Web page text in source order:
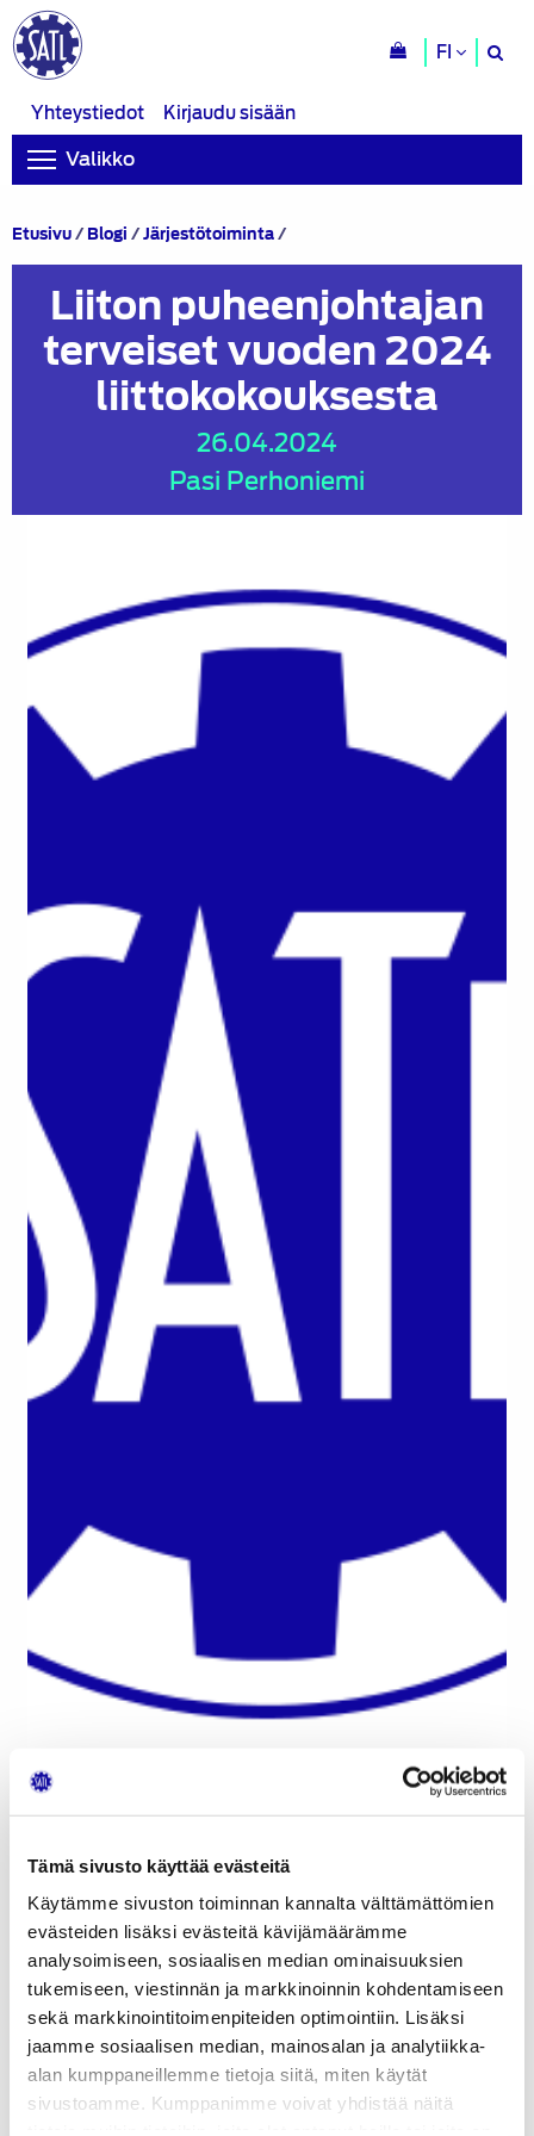
Tämä sivusto käyttää evästeitä
Käytämme sivuston toiminnan kannalta välttämättömien
evästeiden lisäksi evästeitä kävijämäärämme
analysoimiseen, sosiaalisen median ominaisuuksien
tukemiseen, viestinnän ja markkinoinnin kohdentamiseen
sekä markkinointitoimenpiteiden optimointiin. Lisäksi
jaamme sosiaalisen median, mainosalan ja analytiikka-
alan kumppaneillemme tietoja siitä, miten käytät
sivustoamme. Kumppanimme voivat yhdistää näitä
FI
Yhteystiedot
Kirjaudu sisään
Valikko
Etusivu/ Blogi /Järjestötoiminta/Liiton
vuoden
2024
liittokokouksesta
Liiton puheenjohtajan
terveiset vuoden 2024
liittokokouksesta
26.04.2024
Pasi Perhoniemi
Seuraavassa on kolmannelle kaudelle valitun
SATL:n liittohallituksen puheenjohtajan, professori
Kari Tammen terveiset vuoden 2024
liittokokouksesta.
Hyvät jäsenet!